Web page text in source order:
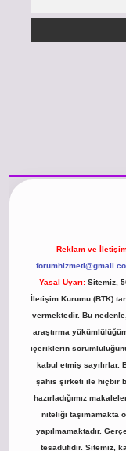
Reklam ve
Yasal Uyarı: Sitemiz,
İletişim Kurumu (BTK)
vermektedir. Bu
araştırma
içeriklerin
kabul etmiş sayılırlar.
şahıs şirketi ile hiçbir
hazırladığımız
niteliği taşımamakta
yapılmamaktadır.
tesadüfidir. Sitemiz,